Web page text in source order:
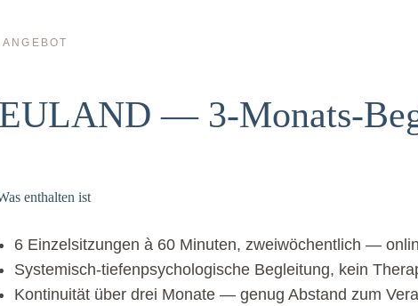
ANGEBOT
— 3-Monats-
enthalten ist
6 Einzelsitzungen à 60 Minuten, zweiwöchentlich —
Systemisch-tiefenpsychologische Begleitung, kein
Kontinuität über drei Monate — genug Abstand zum